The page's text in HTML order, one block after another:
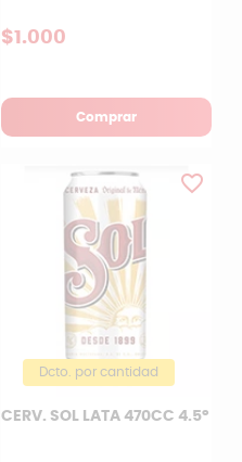
$1.000
Comprar
favorite_border
Dcto. por cantidad
CERV. SOL LATA 470CC 4.5°